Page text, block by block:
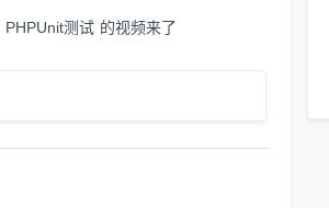
测试 的视频来了